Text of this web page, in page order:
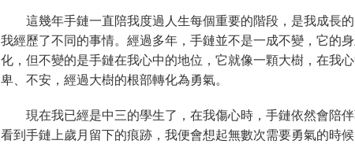
這幾年手鏈一直陪我度過人生每個重要的階段，是我成長
我經歷了不同的事情。經過多年，手鏈並不是一成不變，它的
化，但不變的是手鏈在我心中的地位，它就像一顆大樹，在我
卑、不安，經過大樹的根部轉化為勇氣。
現在我已經是中三的學生了，在我傷心時，手鏈依然會陪
看到手鏈上歲月留下的痕跡，我便會想起無數次需要勇氣的時